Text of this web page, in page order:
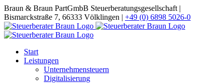
Zum
Inhalt
springen
Braun & Braun PartGmbB Steuerberatungsgesellschaft |
Bismarckstraße 7, 66333 Völklingen | +49 (0) 6898 5026-0
Start
Leistungen
Unternehmensteuern
Digitalisierung